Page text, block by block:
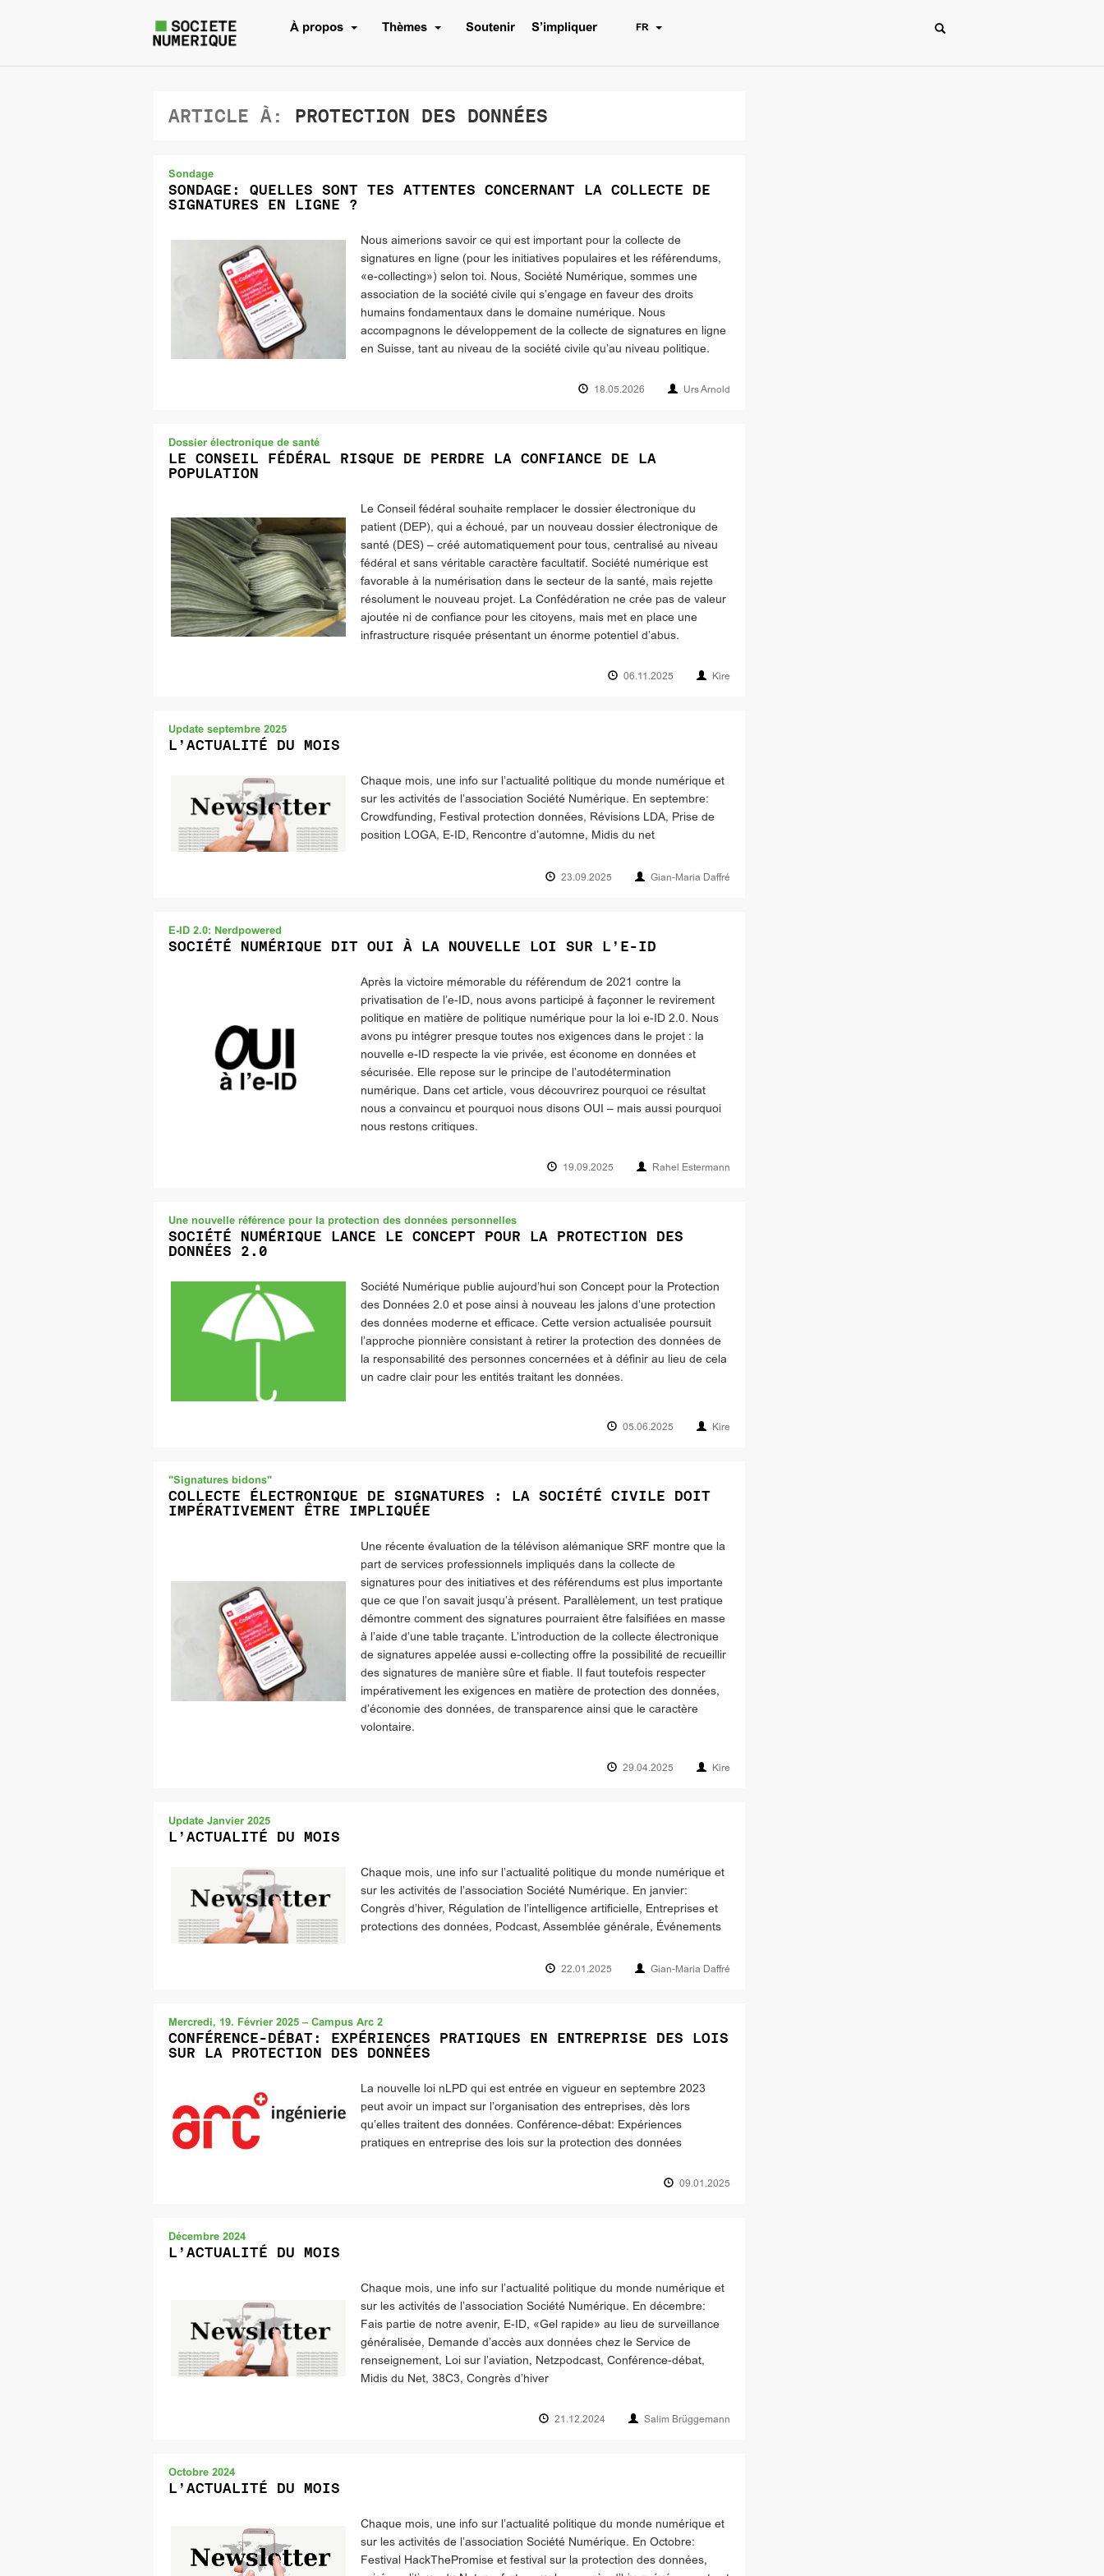
À propos Thèmes Soutenir S’impliquer FR
ARTICLE À: PROTECTION DES DONNÉES
Sondage
SONDAGE: QUELLES SONT TES ATTENTES CONCERNANT LA COLLECTE DE
SIGNATURES EN LIGNE ?
Nous aimerions savoir ce qui est important pour la collecte de
signatures en ligne (pour les initiatives populaires et les référendums,
«e-collecting») selon toi. Nous, Société Numérique, sommes une
association de la société civile qui s’engage en faveur des droits
humains fondamentaux dans le domaine numérique. Nous
accompagnons le développement de la collecte de signatures en ligne
en Suisse, tant au niveau de la société civile qu’au niveau politique.
18.05.2026 Urs Arnold
Dossier électronique de santé
LE CONSEIL FÉDÉRAL RISQUE DE PERDRE LA CONFIANCE DE LA
POPULATION
Le Conseil fédéral souhaite remplacer le dossier électronique du
patient (DEP), qui a échoué, par un nouveau dossier électronique de
santé (DES) – créé automatiquement pour tous, centralisé au niveau
fédéral et sans véritable caractère facultatif. Société numérique est
favorable à la numérisation dans le secteur de la santé, mais rejette
résolument le nouveau projet. La Confédération ne crée pas de valeur
ajoutée ni de confiance pour les citoyens, mais met en place une
infrastructure risquée présentant un énorme potentiel d’abus.
06.11.2025 Kire
Update septembre 2025
L’ACTUALITÉ DU MOIS
Chaque mois, une info sur l’actualité politique du monde numérique et
sur les activités de l’association Société Numérique. En septembre:
Crowdfunding, Festival protection données, Révisions LDA, Prise de
position LOGA, E-ID, Rencontre d’automne, Midis du net
23.09.2025 Gian-Maria Daffré
E-ID 2.0: Nerdpowered
SOCIÉTÉ NUMÉRIQUE DIT OUI À LA NOUVELLE LOI SUR L’E-ID
Après la victoire mémorable du référendum de 2021 contre la
privatisation de l’e-ID, nous avons participé à façonner le revirement
politique en matière de politique numérique pour la loi e-ID 2.0. Nous
avons pu intégrer presque toutes nos exigences dans le projet : la
nouvelle e-ID respecte la vie privée, est économe en données et
sécurisée. Elle repose sur le principe de l’autodétermination
numérique. Dans cet article, vous découvrirez pourquoi ce résultat
nous a convaincu et pourquoi nous disons OUI – mais aussi pourquoi
nous restons critiques.
19.09.2025 Rahel Estermann
Une nouvelle référence pour la protection des données personnelles
SOCIÉTÉ NUMÉRIQUE LANCE LE CONCEPT POUR LA PROTECTION DES
DONNÉES 2.0
Société Numérique publie aujourd’hui son Concept pour la Protection
des Données 2.0 et pose ainsi à nouveau les jalons d’une protection
des données moderne et efficace. Cette version actualisée poursuit
l’approche pionnière consistant à retirer la protection des données de
la responsabilité des personnes concernées et à définir au lieu de cela
un cadre clair pour les entités traitant les données.
05.06.2025 Kire
"Signatures bidons"
COLLECTE ÉLECTRONIQUE DE SIGNATURES : LA SOCIÉTÉ CIVILE DOIT
IMPÉRATIVEMENT ÊTRE IMPLIQUÉE
Une récente évaluation de la télévison alémanique SRF montre que la
part de services professionnels impliqués dans la collecte de
signatures pour des initiatives et des référendums est plus importante
que ce que l’on savait jusqu’à présent. Parallèlement, un test pratique
démontre comment des signatures pourraient être falsifiées en masse
à l’aide d’une table traçante. L’introduction de la collecte électronique
de signatures appelée aussi e-collecting offre la possibilité de recueillir
des signatures de manière sûre et fiable. Il faut toutefois respecter
impérativement les exigences en matière de protection des données,
d’économie des données, de transparence ainsi que le caractère
volontaire.
29.04.2025 Kire
Update Janvier 2025
L’ACTUALITÉ DU MOIS
Chaque mois, une info sur l’actualité politique du monde numérique et
sur les activités de l’association Société Numérique. En janvier:
Congrès d’hiver, Régulation de l’intelligence artificielle, Entreprises et
protections des données, Podcast, Assemblée générale, Événements
22.01.2025 Gian-Maria Daffré
Mercredi, 19. Février 2025 – Campus Arc 2
CONFÉRENCE-DÉBAT: EXPÉRIENCES PRATIQUES EN ENTREPRISE DES LOIS
SUR LA PROTECTION DES DONNÉES
La nouvelle loi nLPD qui est entrée en vigueur en septembre 2023
peut avoir un impact sur l’organisation des entreprises, dès lors
qu’elles traitent des données. Conférence-débat: Expériences
pratiques en entreprise des lois sur la protection des données
09.01.2025
Décembre 2024
L’ACTUALITÉ DU MOIS
Chaque mois, une info sur l’actualité politique du monde numérique et
sur les activités de l’association Société Numérique. En décembre:
Fais partie de notre avenir, E-ID, «Gel rapide» au lieu de surveillance
généralisée, Demande d’accès aux données chez le Service de
renseignement, Loi sur l’aviation, Netzpodcast, Conférence-débat,
Midis du Net, 38C3, Congrès d’hiver
21.12.2024 Salim Brüggemann
Octobre 2024
L’ACTUALITÉ DU MOIS
Chaque mois, une info sur l’actualité politique du monde numérique et
sur les activités de l’association Société Numérique. En Octobre:
Festival HackThePromise et festival sur la protection des données,